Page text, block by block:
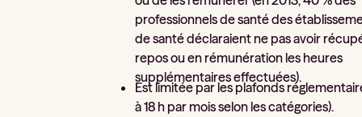
professionnels de santé des
de santé déclaraient ne pas avoir
repos ou en rémunération les heures
supplémentaires effectuées).
Est limitée par les plafonds
à 18 h par mois selon les catégories).